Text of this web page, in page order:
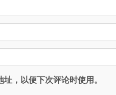
，以便下次评论时使用。